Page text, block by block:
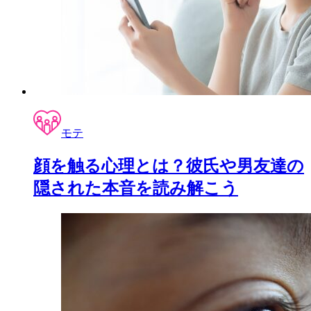
モテ
顔を触る心理とは？彼氏や男友達の
隠された本音を読み解こう